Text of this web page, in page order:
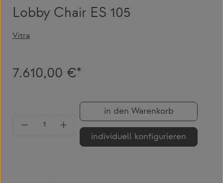
Lobby Chair ES 105
Vitra
7.610,00 €*
Produkt Anzahl: Gib den gewünschten
in den Warenkorb
individuell konfigurieren